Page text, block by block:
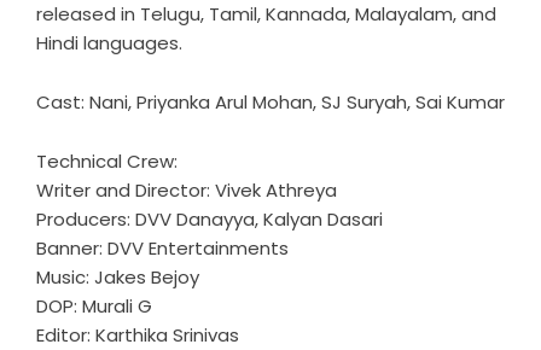
released in Telugu, Tamil, Kannada, Malayalam, and
Hindi languages.
Cast: Nani, Priyanka Arul Mohan, SJ Suryah, Sai Kumar
Technical Crew:
Writer and Director: Vivek Athreya
Producers: DVV Danayya, Kalyan Dasari
Banner: DVV Entertainments
Music: Jakes Bejoy
DOP: Murali G
Editor: Karthika Srinivas